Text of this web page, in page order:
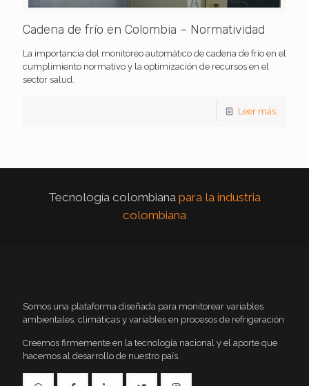
Cadena de frío en Colombia – Normatividad
La importancia del monitoreo automático de cadena de frío en el
cumplimiento normativo y la optimización de recursos en el
sector salud.
Leer más
Tecnología colombiana para la industria
colombiana
Somos una plataforma diseñada para monitorear variables
ambientales, climáticas y variables en procesos de refrigeración
Creemos firmemente en la tecnología nacional y el aporte que
hacemos al desarrollo de nuestro país.